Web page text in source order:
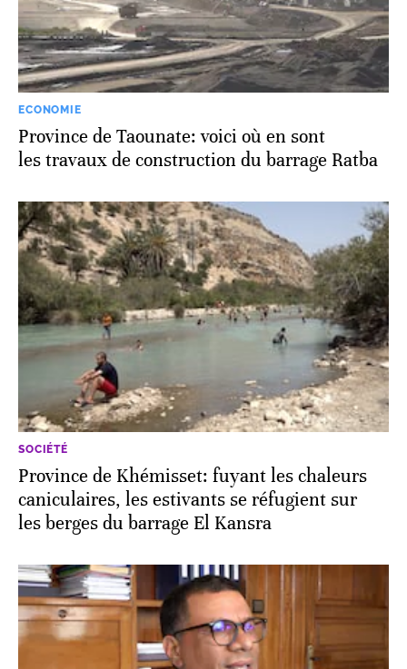
ECONOMIE
Province de Taounate: voici où en sont
les travaux de construction du barrage Ratba
SOCIÉTÉ
Province de Khémisset: fuyant les chaleurs
caniculaires, les estivants se réfugient sur
les berges du barrage El Kansra